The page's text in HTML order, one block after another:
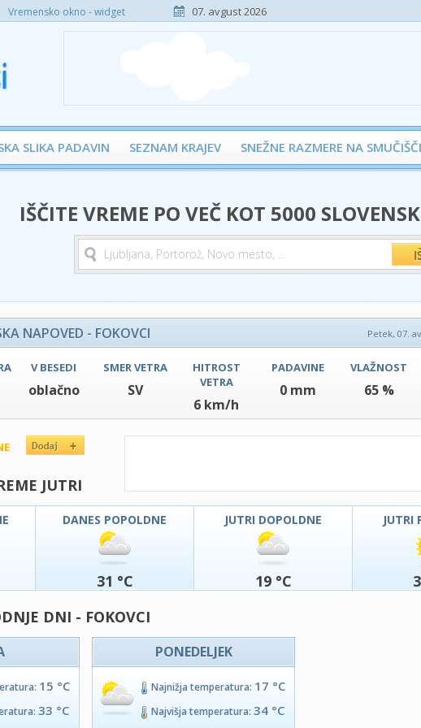
Vremensko okno - widget 07. avgust 2026
SLIKA PADAVIN SEZNAM KRAJEV SNEŽNE RAZMERE NA
IŠČITE VREME PO VEČ KOT 5000
NAPOVED - FOKOVCI Petek, 07.
V BESEDI
oblačno
SMER VETRA
SV
HITROST
VETRA
6 km/h
PADAVINE
0 mm
VLAŽNOST
65 %
JUTRI
DANES POPOLDNE
31 °C
JUTRI DOPOLDNE
19 °C
JUTRI
DNI - FOKOVCI
15 °C
33 °C
PONEDELJEK
Najnižja temperatura: 17 °C
Najvišja temperatura: 34 °C